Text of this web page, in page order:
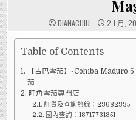
DIANACHIU 2 1 月,
Table of Contents
【古巴雪茄】-Cohiba Maduro
茄
旺角雪茄專門店
訂貨及查詢熱線：23682335
國內查詢：18717731351